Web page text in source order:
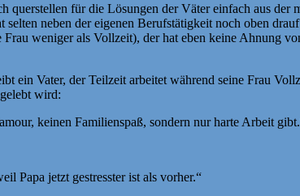
querstellen für die Lösungen der Väter einfach aus der
neben der eigenen Berufstätigkeit noch oben
weniger als Vollzeit), der hat eben keine Ahnung
ein Vater, der Teilzeit arbeitet während seine Frau
wird:
keinen Familienspaß, sondern nur harte Arbeit
Papa jetzt gestresster ist als vorher.“